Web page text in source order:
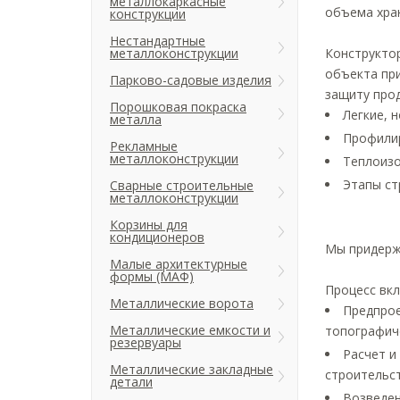
объема
объекта
защиту
Легкие,
Этапы
Мы
Процесс
Расчет
конструкции
Нестандартные
металлоконструкции
Парково-садовые изделия
Порошковая покраска
металла
Рекламные
металлоконструкции
Сварные строительные
металлоконструкции
Корзины для
кондиционеров
Малые архитектурные
формы (МАФ)
Металлические ворота
Металлические емкости и
резервуары
Металлические закладные
детали